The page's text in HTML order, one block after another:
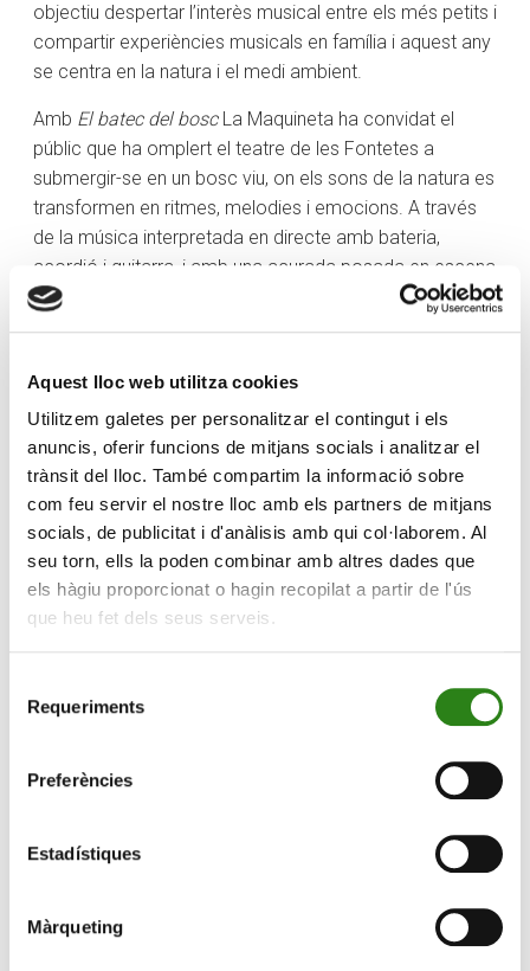
Aquest lloc web utilitza cookies
Utilitzem galetes per personalitzar el contingut i els
anuncis, oferir funcions de mitjans socials i analitzar el
trànsit del lloc. També compartim la informació sobre
com feu servir el nostre lloc amb els partners de mitjans
socials, de publicitat i d'anàlisis amb qui col·laborem. Al
seu torn, ells la poden combinar amb altres dades que
els hàgiu proporcionat o hagin recopilat a partir de l'ús
que heu fet dels seus serveis.
Requeriments
Preferències
Estadístiques
Màrqueting
objectiu despertar l’interès musical entre els més petits i
compartir experiències musicals en família i aquest any
se centra en la natura i el medi ambient.
Amb El batec del boscLa Maquineta ha convidat el
públic que ha omplert el teatre de les Fontetes a
submergir-se en un bosc viu, on els sons de la natura es
transformen en ritmes, melodies i emocions. A través
de la música interpretada en directe amb bateria,
acordió i guitarra, i amb una acurada posada en escena
de llums i escenografia, la companyia construeix un
viatge que estimula l’escolta, la imaginació i el respecte
més petits en la descoberta de la música. “Els nens,
normalment amb aquesta obra, es queden sorpresos
de veure els instruments en directe i van agafant
sensibilitat amb la música i aprenen conceptes bàsics
com el tempo, les blanques, rodones, negres, les
intensitats, els volums…”, han explicat des de la
companyia, que argumenten que l’espectacle és una
manera «d’introduir els conceptes bàsics de la música
a través d’un petit conte”.
Els dos integrants de la companyia, Andreu Renau i